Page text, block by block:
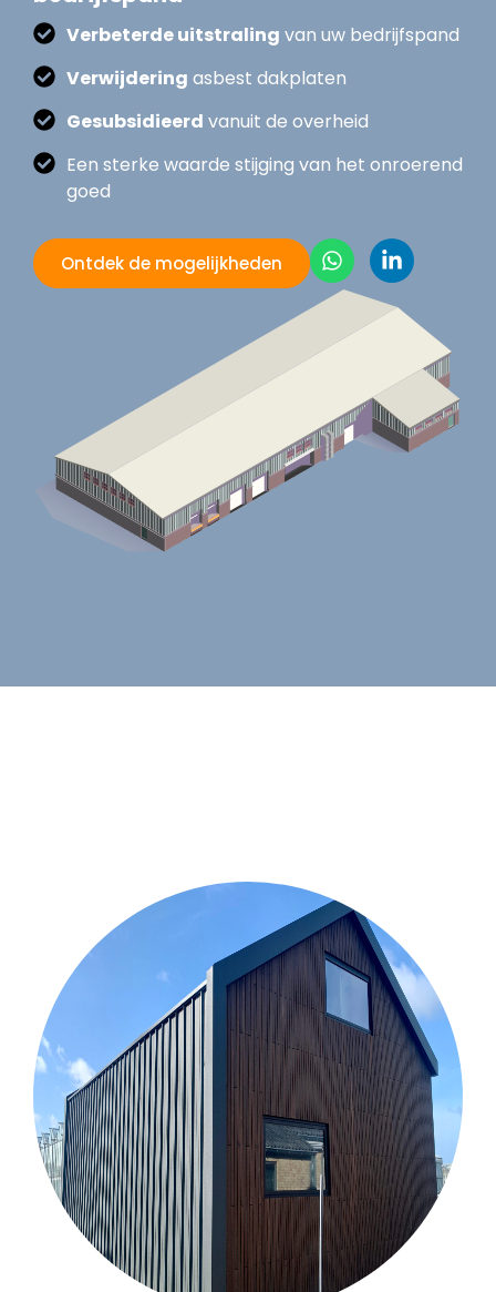
Verbeterde uitstraling van uw bedrijfspand
Verwijdering asbest dakplaten
Gesubsidieerd vanuit de overheid
Een sterke waarde stijging van het onroerend
goed
Ontdek de mogelijkheden